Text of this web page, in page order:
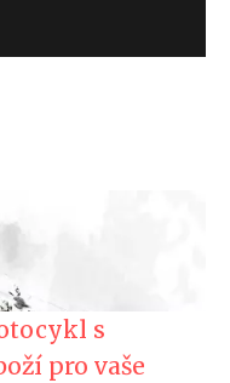
s
pro vaše